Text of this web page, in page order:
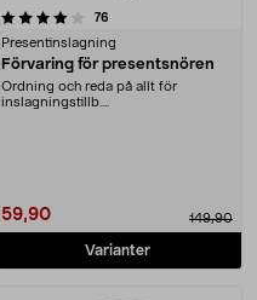
76
Presentinslagning
Förvaring för presentsnören
Ordning och reda på allt för
inslagningstillb....
59,90 149,90
Varianter